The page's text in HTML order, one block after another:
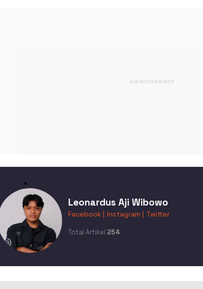
Leonardus Aji Wibowo
Facebook | Instagram | Twitter
Total Artikel 254